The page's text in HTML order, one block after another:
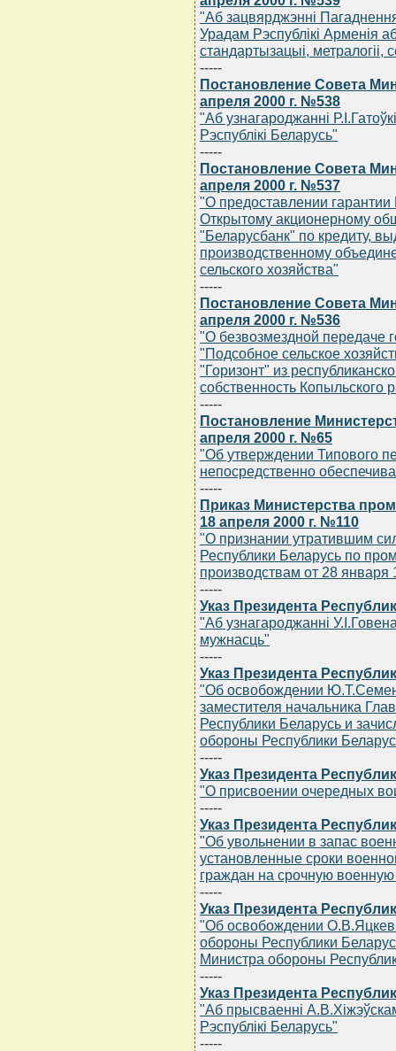
"Аб зацвярджэннi
Урадам Рэспублiкi Арменiя
стандартызацыi, метралогii,
-----
Постановление Совета
апреля 2000 г. №538
"Аб узнагароджаннi
Рэспублiкi Беларусь"
-----
Постановление Совета
апреля 2000 г. №537
"О предоставлении
Открытому акционерному
"Беларусбанк" по кредиту,
производственному
сельского хозяйства"
-----
Постановление Совета
апреля 2000 г. №536
"О безвозмездной передаче
"Подсобное сельское
"Горизонт" из
собственность Копыльского
-----
Постановление
апреля 2000 г. №65
"Об утверждении Типового
непосредственно
-----
Приказ Министерства
18 апреля 2000 г. №110
"О признании утратившим
Республики Беларусь по
производствам от 28 января
-----
Указ Президента
"Аб узнагароджаннi
мужнасць"
-----
Указ Президента
"Об освобождении
заместителя начальника
Республики Беларусь и
обороны Республики
-----
Указ Президента
"О присвоении очередных
-----
Указ Президента
"Об увольнении в запас
установленные сроки
граждан на срочную
-----
Указ Президента
"Об освобождении
обороны Республики
Министра обороны
-----
Указ Президента
"Аб прысваеннi
Рэспублiкi Беларусь"
-----